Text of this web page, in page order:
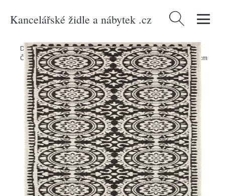
Kancelářské židle a nábytek .cz Vyhledávání
Domů/Produkty/> Zahrada > Zahradní textil > Venkovní koberce
Černo-krémový venkovní koberec NORTHRUGS Jardin, 80 x 350 cm